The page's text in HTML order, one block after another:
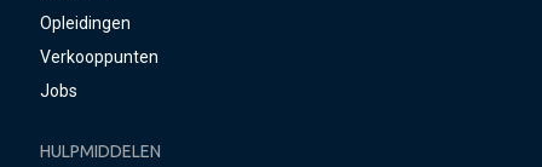
Opleidingen
Verkooppunten
Jobs
HULPMIDDELEN